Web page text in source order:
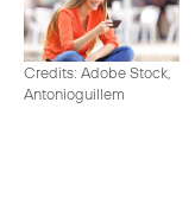
Credits: Adobe Stock,
Antonioguillem